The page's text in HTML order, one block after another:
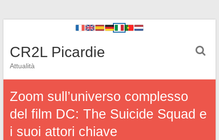
CR2L Picardie
Attualità
Zoom sull’universo complesso
del film DC: The Suicide Squad e
i suoi attori chiave